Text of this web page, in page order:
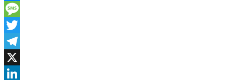
Messenger
Message
Twitter
Telegram
X